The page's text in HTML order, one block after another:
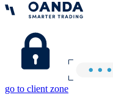
go to client zone